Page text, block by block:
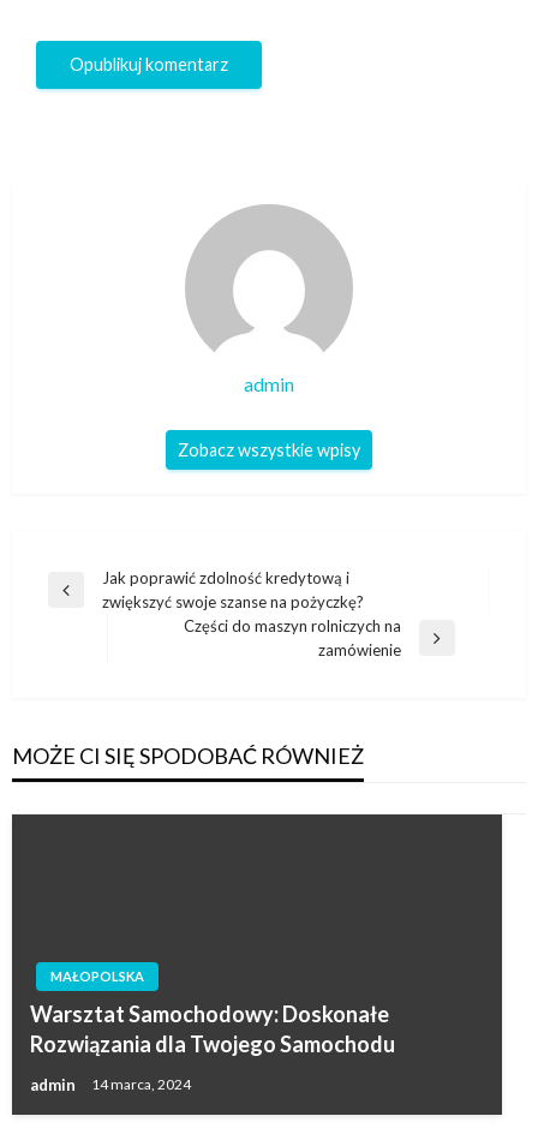
admin
Zobacz wszystkie wpisy
Nawigacja
wpisu
Poprzedni
Jak poprawić zdolność kredytową i
zwiększyć swoje szanse na pożyczkę?
Części do maszyn rolniczych na
zamówienie
MOŻE CI SIĘ SPODOBAĆ RÓWNIEŻ
MAŁOPOLSKA
Warsztat Samochodowy: Doskonałe
Rozwiązania dla Twojego Samochodu
admin 14 marca, 2024